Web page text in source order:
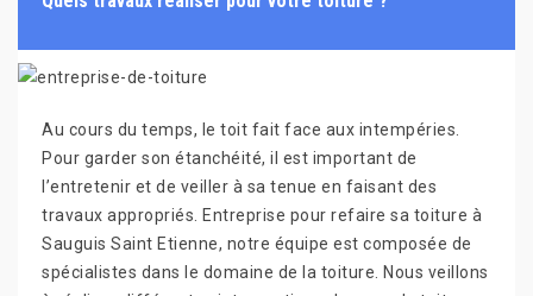
Au cours du temps, le toit fait face aux intempéries.
Pour garder son étanchéité, il est important de
l’entretenir et de veiller à sa tenue en faisant des
travaux appropriés. Entreprise pour refaire sa toiture à
Sauguis Saint Etienne, notre équipe est composée de
spécialistes dans le domaine de la toiture. Nous veillons